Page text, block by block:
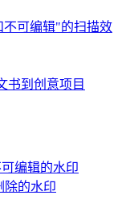
不可编辑"的扫描效
书到创意项目
编辑的水印
除的水印